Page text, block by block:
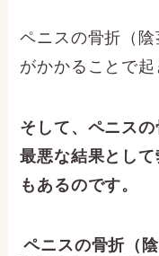
ペニスの骨折（
がかかることで起
そして、ペニスの
最悪な結果とし
もあるのです。
ペニスの骨折（